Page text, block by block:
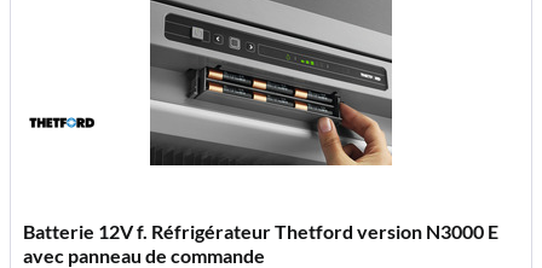
Batterie 12V f. Réfrigérateur Thetford version N3000 E
avec panneau de commande